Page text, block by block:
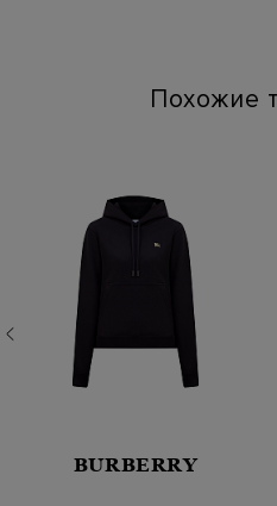
Похожие
BURBERRY